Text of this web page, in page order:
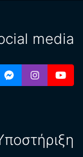
media